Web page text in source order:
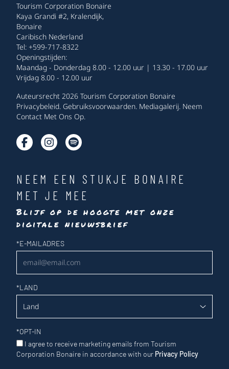
Tourism Corporation Bonaire
Kaya Grandi #2, Kralendijk,
Bonaire
Caribisch Nederland
Tel: +599-717-8322
Openingstijden:
Maandag - Donderdag 8.00 - 12.00 uur | 13.30 - 17.00 uur
Vrijdag 8.00 - 12.00 uur
Auteursrecht 2026 Tourism Corporation Bonaire
Privacybeleid. Gebruiksvoorwaarden. Mediagalerij. Neem
Contact Met Ons Op.
NEEM EEN STUKJE BONAIRE
MET JE MEE
Blijf op de hoogte met onze
digitale nieuwsbrief
Nieuwsbrief
*E-MAILADRES
*LAND
*OPT-IN
I agree to receive marketing emails from Tourism
Corporation Bonaire in accordance with our Privacy Policy